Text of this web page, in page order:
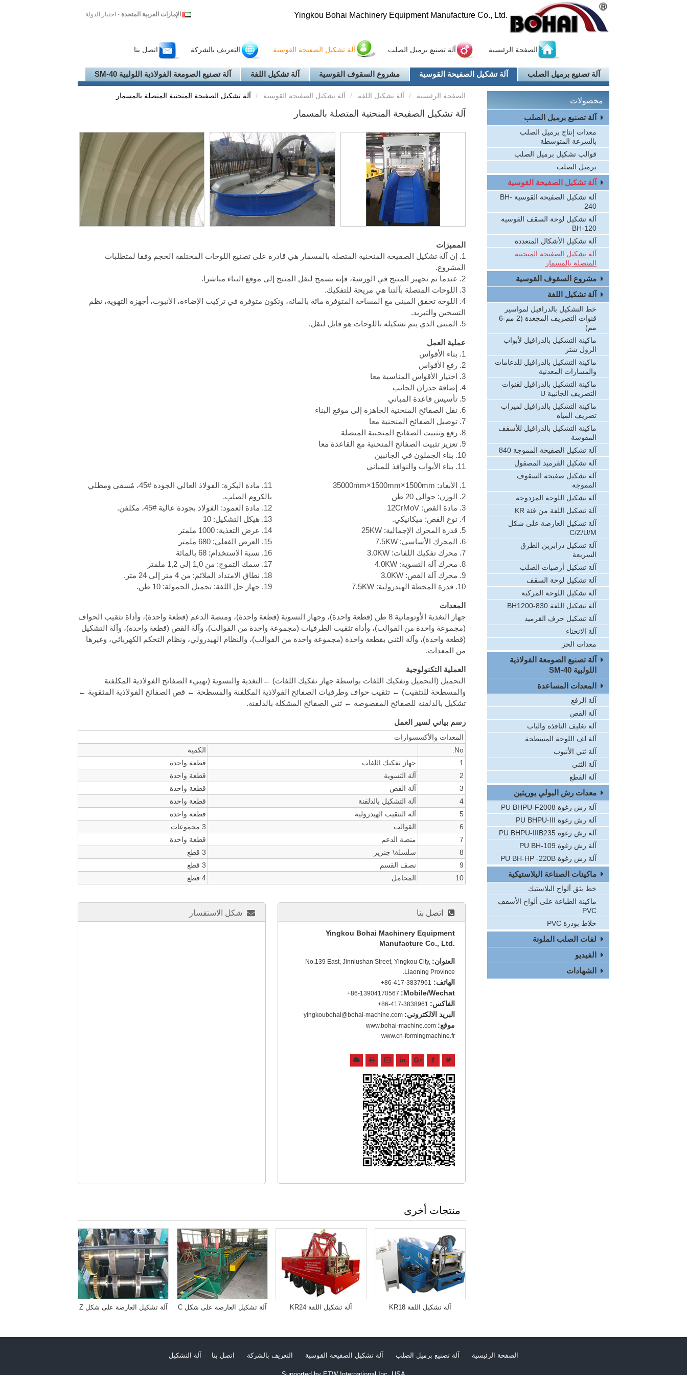
Yingkou Bohai Machinery Equipment Manufacture Co., Ltd. الإمارات العربية المتحدة - اختيار الدولة
الصفحة الرئيسية آلة تصنيع برميل الصلب آلة تشكيل الصفيحة القوسية التعريف بالشركة اتصل بنا
آلة تصنيع برميل الصلب آلة تشكيل الصفيحة القوسية مشروع السقوف القوسية آلة تشكيل اللفة آلة تصنيع الصومعة الفولاذية اللولبية SM-40
الصفحة الرئيسية آلة تشكيل اللفة آلة تشكيل الصفيحة القوسية آلة تشكيل الصفيحة المنحنية المتصلة بالمسمار
آلة تشكيل الصفيحة المنحنية المتصلة بالمسمار
المميزات
1. إن آلة تشكيل الصفيحة المنحنية المتصلة بالمسمار هي قادرة على تصنيع اللوحات المختلفة الحجم وفقا لمتطلبات
المشروع.
2. عندما تم تجهيز المنتج في الورشة، فإنه يسمح لنقل المنتج إلى موقع البناء مباشرا.
3. اللوحات المتصلة بآلتنا هي مريحة للتفكيك.
4. اللوحة تحقق المبنى مع المساحة المتوفرة مائة بالمائة، وتكون متوفرة في تركيب الإضاءة، الأنبوب، أجهزة التهوية، نظم
التسخين والتبريد.
5. المبنى الذي يتم تشكيله باللوحات هو قابل لنقل.
عملية العمل
1. بناء الأقواس
2. رفع الأقواس
3. اختيار الأقواس المناسبة معا
4. إضافة جدران الجانب
5. تأسيس قاعدة المباني
6. نقل الصفائح المنحنية الجاهزة إلى موقع البناء
7. توصيل الصفائح المنحنية معا
8. رفع وتثبيت الصفائح المنحنية المتصلة
9. تعزيز تثبيت الصفائح المنحنية مع القاعدة معا
10. بناء الجملون في الجانبين
11. بناء الأبواب والنوافذ للمباني
1. الأبعاد: 35000mm×1500mm×1500mm
2. الوزن: حوالي 20 طن
3. مادة القص: 12CrMoV
4. نوع القص: ميكانيكي.
5. قدرة المحرك الإجمالية: 25KW
6. المحرك الأساسي: 7.5KW
7. محرك تفكيك اللفات: 3.0KW
8. محرك آلة التسوية: 4.0KW
9. محرك آلة القص: 3.0KW
10. قدرة المحطة الهيدرولية: 7.5KW
11. مادة البكرة: الفولاذ العالي الجودة 45#، مُسقى ومطلي
بالكروم الصلب.
12. مادة العمود: الفولاذ بجودة عالية
45#، مكلفن.
13. هيكل التشكيل: 10
14. عرض التغذية: 1000 ملمتر
15. العرض الفعلي: 680 ملمتر
16. نسبة الاستخدام: 68 بالمائة
17. سمك التموج: من 1,0 إلى 1,2 ملمتر
18. نطاق الامتداد الملائم: من 4 متر إلى 24 متر.
19. جهاز حل اللفة: تحميل الحمولة: 10 طن.
المعدات
جهاز التغذية الأوتوماتية 8 طن (قطعة واحدة)، وجهاز التسوية (قطعة واحدة)، ومنصة الدعم (قطعة واحدة)، وأداة تثقيب الحواف
(مجموعة واحدة من القوالب)، وأداة تثقيب الطرفيات (مجموعة واحدة من القوالب)، وآلة القص (قطعة واحدة)، وآلة التشكيل
(قطعة واحدة)، وآلة الثني بقطعة واحدة (مجموعة واحدة من القوالب)، والنظام الهيدرولي، ونظام التحكم الكهربائي، وغيرها
من المعدات.
العملية التكنولوجية
التحميل (التحميل وتفكيك اللفات بواسطة جهاز تفكيك اللفات) ←التغذية والتسوية (تهييء الصفائح الفولاذية المكلفنة
والمسطحة للتثقيب) ← تثقيب حواف وطرفيات الصفائح الفولاذية المكلفنة والمسطحة ← قص الصفائح الفولاذية المثقوبة ←
تشكيل بالدلفنة للصفائح المقصوصة ← ثني الصفائح المشكلة بالدلفنة.
رسم بياني لسير العمل
المعدات والأكسسوارات
No.
الكمية
1
جهاز تفكيك اللفات
قطعة واحدة
2
آلة التسوية
قطعة واحدة
3
آلة القص
قطعة واحدة
4
آلة التشكيل بالدلفنة
قطعة واحدة
5
آلة التثقيب الهيدرولية
قطعة واحدة
6
القوالب
3 مجموعات
7
منصة الدعم
قطعة واحدة
8
سلسلة\ جنزير
3 قطع
9
نصف القسم
3 قطع
10
المحامل 4 قطع
شكل الاستفسار اتصل بنا
Yingkou Bohai Machinery Equipment
Manufacture Co., Ltd.
العنوان: No.139 East, Jinniushan Street, Yingkou City,
Liaoning Province.
الهاتف: +86-417-3837961
Mobile/Wechat:
+86-13904170567
الفاكس: +86-417-3838961
البريد الالكتروني: yingkoubohai@bohai-machine.com
موقع:
www.cn-formingmachine.fr
منتجات أخرى
آلة تشكيل اللفة KR18 آلة تشكيل اللفة KR24 آلة تشكيل العارضة على شكل C آلة تشكيل العارضة على شكل Z
محصولات
آلة تصنيع برميل الصلب
معدات إنتاج برميل الصلب
بالسرعة المتوسطة
قوالب تشكيل برميل الصلب
برميل الصلب
آلة تشكيل الصفيحة القوسية
آلة تشكيل الصفيحة القوسية BH-
240
آلة تشكيل لوحة السقف القوسية
BH-120
آلة تشكيل الأشكال المتعددة
آلة تشكيل الصفيحة المنحنية
المتصلة بالمسمار
مشروع السقوف القوسية
آلة تشكيل اللفة
خط التشكيل بالدرافيل لمواسير
قنوات التصريف المجعدة (2 مم-6
مم)
ماكينة التشكيل بالدرافيل لأبواب
الرول شتر
ماكينة التشكيل بالدرافيل للدعامات
والمسارات المعدنية
ماكينة التشكيل بالدرافيل لقنوات
التصريف الجانبية U
ماكينة التشكيل بالدرافيل لميزاب
تصريف المياه
ماكينة التشكيل بالدرافيل للأسقف
المقوسة
آلة تشكيل الصفيحة المموجة 840
آلة تشكيل القرميد المصقول
آلة تشكيل صفيحة السقوف
المموجة
آلة تشكيل اللوحة المزدوجة
آلة تشكيل اللفة من فئة KR
آلة تشكيل العارضة على شكل
C/Z/U/M
آلة تشكيل درابزين الطرق
السريعة
آلة تشكيل أرضيات الصلب
آلة تشكيل لوحة السقف
آلة تشكيل اللوحة المركبة
آلة تشكيل اللفة BH1200-830
آلة تشكيل حرف القرميد
آلة الانحناء
معدات الحز
آلة تصنيع الصومعة الفولاذية
اللولبية SM-40
المعدات المساعدة
آلة الرفع
آلة القص
آلة تغليف النافذة والباب
آلة لف اللوحة المسطحة
آلة ثني الأنبوب
آلة الثني
آلة القطع
معدات رش البولي يوريثين
آلة رش رغوة PU BHPU-F2008
آلة رش رغوة PU BHPU-III
آلة رش رغوة PU BHPU-IIIB235
آلة رش رغوة PU BH-109
آلة رش رغوة PU BH-HP -220B
ماكينات الصناعة البلاستيكية
خط بثق ألواح البلاستيك
ماكينة الطباعة على ألواح الأسقف
PVC
خلاط بودرة PVC
لفات الصلب الملونة
الفيديو
الشهادات
الصفحة الرئيسية آلة تصنيع برميل الصلب آلة تشكيل الصفيحة القوسية التعريف بالشركة اتصل بنا آلة التشكيل